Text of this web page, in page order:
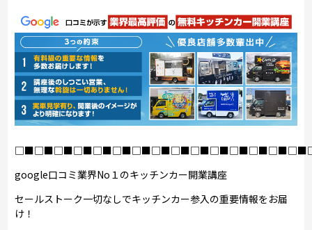
google口コミ業界No１のキッチンカー開業講座
セールストーク一切なしでキッチンカー参入の重要情報をお届
け！